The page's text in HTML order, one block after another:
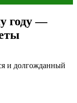
году —
и долгожданный